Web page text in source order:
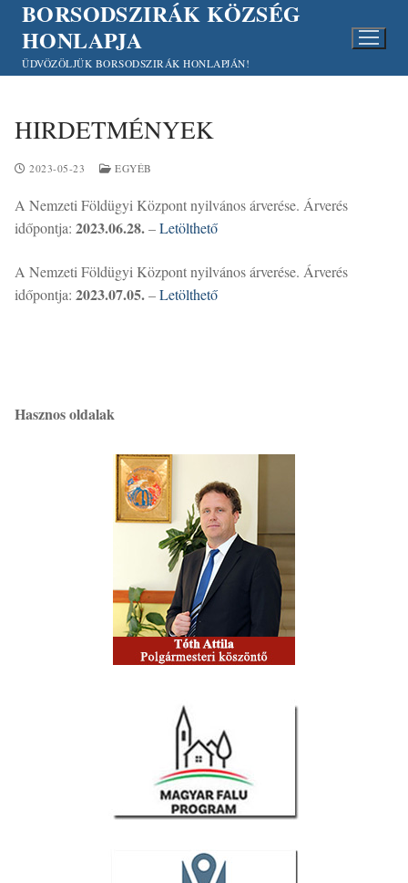
Ugrás
tartalomra
BORSODSZIRÁK KÖZSÉG
HONLAPJA
ÜDVÖZÖLJÜK BORSODSZIRÁK HONLAPJÁN!
HIRDETMÉNYEK
2023-05-23 EGYÉB
A Nemzeti Földügyi Központ nyilvános árverése. Árverés
időpontja: 2023.06.28.–Letölthető
A Nemzeti Földügyi Központ nyilvános árverése. Árverés
időpontja: 2023.07.05.–Letölthető
Hasznos oldalak